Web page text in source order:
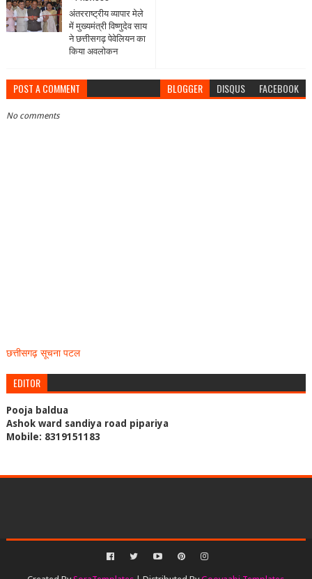
अंतरराष्ट्रीय व्यापार मेले
में मुख्यमंत्री विष्णुदेव साय
ने छत्तीसगढ़ पेवेलियन का
किया अवलोकन
POST A COMMENT BLOGGER DISQUS FACEBOOK
No comments
छत्तीसगढ़ सूचना पटल
EDITOR
Pooja baldua
Ashok ward sandiya road pipariya
Mobile: 8319151183